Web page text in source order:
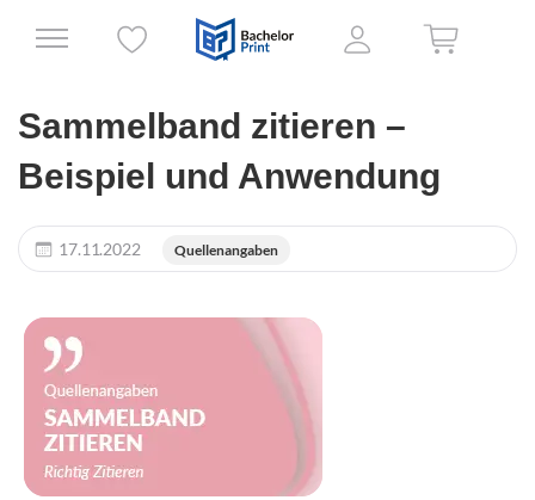
Sammelband zitieren –
Beispiel und Anwendung
17.11.2022 Quellenangaben